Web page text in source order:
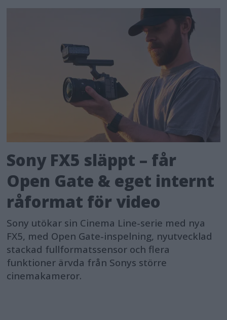
Sony FX5 släppt – får
Open Gate & eget internt
råformat för video
Sony utökar sin Cinema Line-serie med nya
FX5, med Open Gate-inspelning, nyutvecklad
stackad fullformatssensor och flera
funktioner ärvda från Sonys större
cinemakameror.